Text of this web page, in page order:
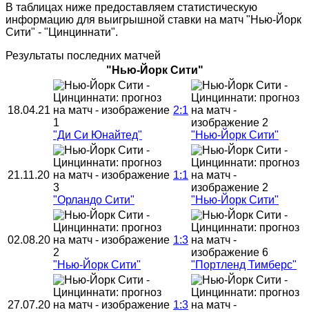
В таблицах ниже предоставляем статистическую
информацию для выигрышной ставки на матч "Нью-Йорк
Сити" - "Цинциннати".
Результаты последних матчей
"Нью-Йорк Сити"
18.04.21
"Ди Си Юнайтед"
2:1
"Нью-Йорк Сити"
21.11.20
"Орландо Сити"
1:1
"Нью-Йорк Сити"
02.08.20
"Нью-Йорк Сити"
1:3
"Портленд Тимберс"
27.07.20 1:3